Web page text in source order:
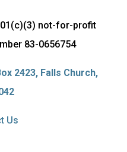
not-for-profit
83-0656754
2423, Falls Church,
Us